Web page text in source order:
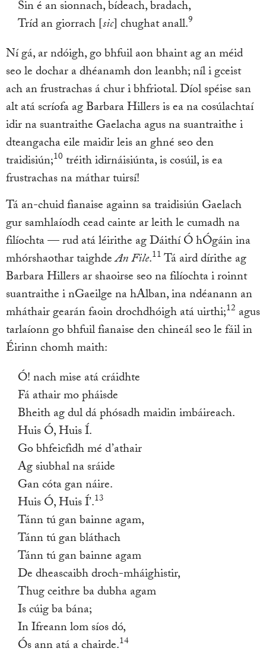
Sin é an sionnach, bídeach, bradach,
Tríd an giorrach [sic] chughat anall.9
Ní gá, ar ndóigh, go bhfuil aon bhaint ag an méid
seo le dochar a dhéanamh don leanbh; níl i gceist
ach an frustrachas á chur i bhfriotal. Díol spéise san
alt atá scríofa ag Barbara Hillers is ea na cosúlachtaí
idir na suantraithe Gaelacha agus na suantraithe i
dteangacha eile maidir leis an ghné seo den
traidisiún;10 tréith idirnáisiúnta, is cosúil, is ea
frustrachas na máthar tuirsí!
Tá an-chuid fianaise againn sa traidisiún Gaelach
gur samhlaíodh cead cainte ar leith le cumadh na
filíochta — rud atá léirithe ag Dáithí Ó hÓgáin ina
mhórshaothar taighdeAn File.11Tá aird dírithe ag
Barbara Hillers ar shaoirse seo na filíochta i roinnt
suantraithe i nGaeilge na hAlban, ina ndéanann an
mháthair gearán faoin drochdhóigh atá uirthi;12 agus
tarlaíonn go bhfuil fianaise den chineál seo le fáil in
Éirinn chomh maith:
Ó! nach mise atá cráidhte
Fá athair mo pháisde
Bheith ag dul dá phósadh maidin imbáireach.
Huis Ó, Huis Í.
Go bhfeicfidh mé d’athair
Ag siubhal na sráide
Gan cóta gan náire.
Huis Ó, Huis Í’.13
Tánn tú gan bainne agam,
Tánn tú gan bláthach
Tánn tú gan bainne agam
De dheascaibh droch-mháighistir,
Thug ceithre ba dubha agam
Is cúig ba bána;
In Ifreann lom síos dó,
Ós ann atá a chairde.14